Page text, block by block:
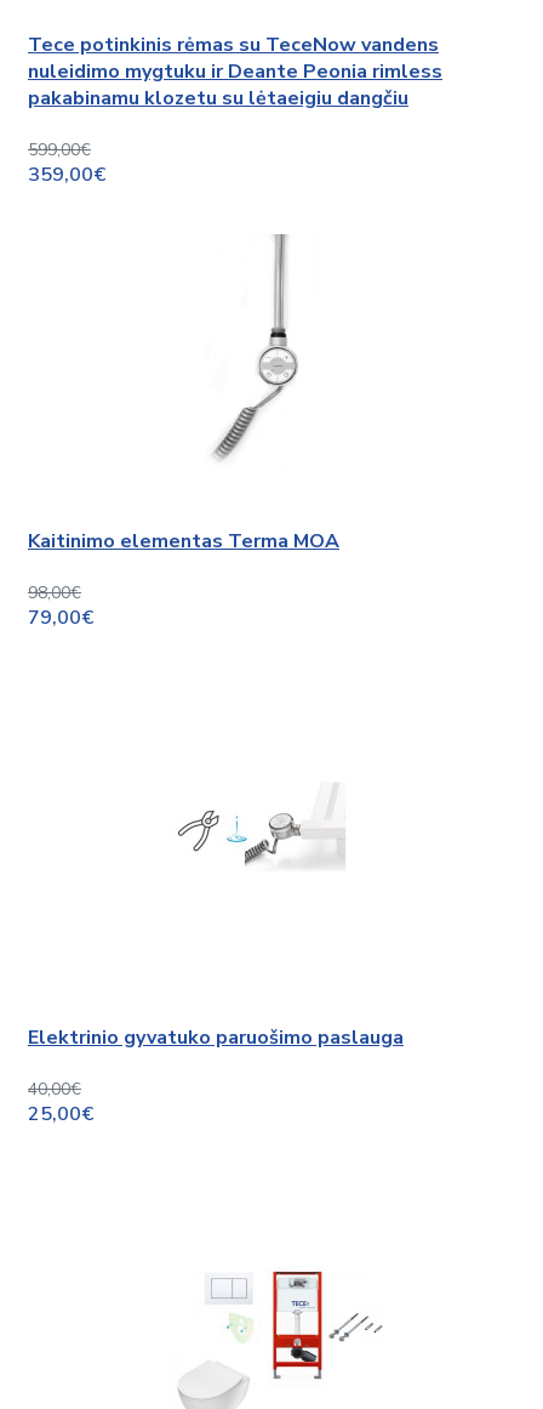
Tece potinkinis rėmas su TeceNow vandens
nuleidimo mygtuku ir Deante Peonia rimless
pakabinamu klozetu su lėtaeigiu dangčiu
599,00€
359,00€
Kaitinimo elementas Terma MOA
98,00€
79,00€
Elektrinio gyvatuko paruošimo paslauga
40,00€
25,00€